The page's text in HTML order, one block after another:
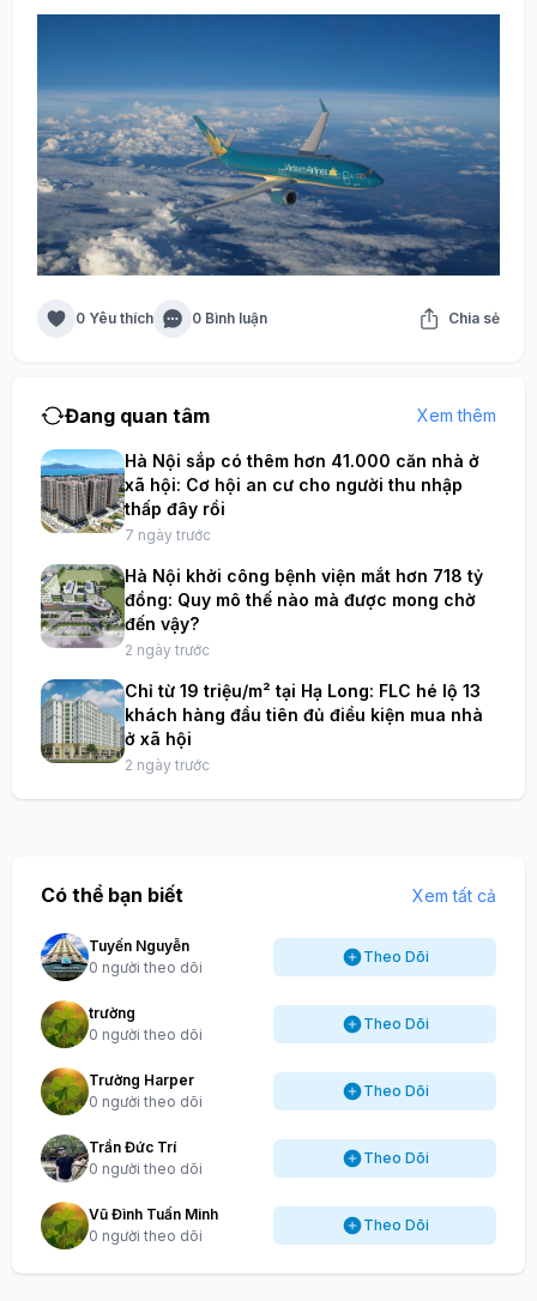
0 Yêu thích 0 Bình luận Chia sẻ
Đang quan tâm Xem thêm
Hà Nội sắp có thêm hơn 41.000 căn nhà ở
xã hội: Cơ hội an cư cho người thu nhập
thấp đây rồi
7 ngày trước
Hà Nội khởi công bệnh viện mắt hơn 718 tỷ
đồng: Quy mô thế nào mà được mong chờ
đến vậy?
2 ngày trước
Chỉ từ 19 triệu/m² tại Hạ Long: FLC hé lộ 13
khách hàng đầu tiên đủ điều kiện mua nhà
ở xã hội
2 ngày trước
Có thể bạn biết Xem tất cả
Tuyến Nguyễn
0 người theo dõi
Theo Dõi
trường
0 người theo dõi
Theo Dõi
Trường Harper
0 người theo dõi
Theo Dõi
Trần Đức Trí
0 người theo dõi
Theo Dõi
Vũ Đình Tuấn Minh
0 người theo dõi
Theo Dõi